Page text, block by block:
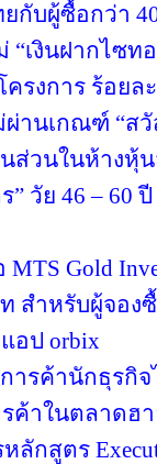
บผู้ซื้อกว่า
“เงินฝากไซท
รงการ ร้อยล
านเกณฑ์ “ส
ส่วนในห้างหุ้
วัย 46 – 60
Gold
สำหรับผู้จอง
อป orbix
รค้านักธุรกิ
ค้าในตลาดฮ
กสูตร